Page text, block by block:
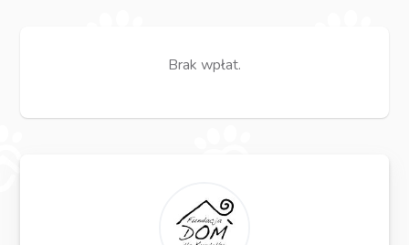
Brak wpłat.